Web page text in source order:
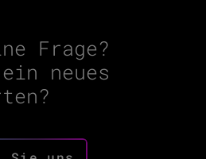
Frage?
neues